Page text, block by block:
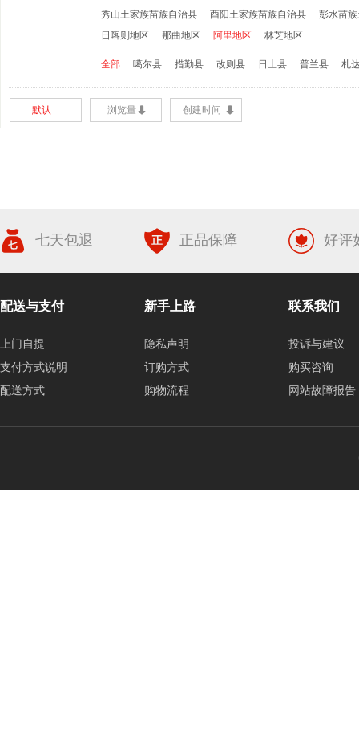
秀山土家族苗族自治县
酉阳土家族苗族自治县
彭水苗
日喀则地区
那曲地区 阿里地区 林芝地区
全部 噶尔县 措勤县 改则县 日土县 普兰县 札
默认 浏览量 创建时间
七天包退 正品保障 好评
配送与支付
上门自提
支付方式说明
配送方式
新手上路
隐私声明
订购方式
购物流程
联系我们
投诉与建议
购买咨询
网站故障报告